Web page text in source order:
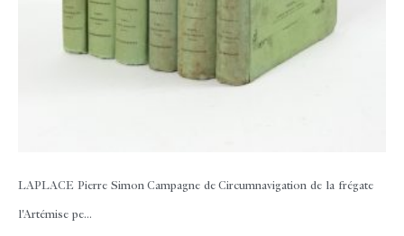
LAPLACE Pierre Simon Campagne de Circumnavigation de la frégate
l'Artémise pe...